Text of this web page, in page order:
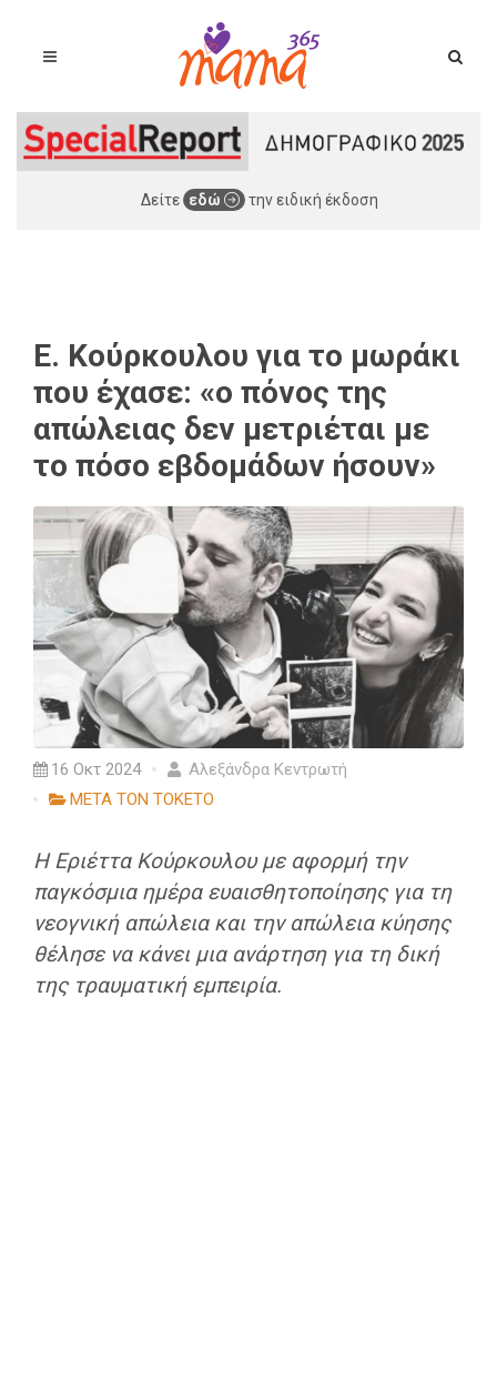
Δείτε εδώ την ειδική έκδοση
Ε. Κούρκουλου για το μωράκι
που έχασε: «ο πόνος της
απώλειας δεν μετριέται με
το πόσο εβδομάδων ήσουν»
16 Οκτ 2024
Αλεξάνδρα Κεντρωτή
ΜΕΤΑ ΤΟΝ ΤΟΚΕΤΟ
Η Εριέττα Κούρκουλου με αφορμή την
παγκόσμια ημέρα ευαισθητοποίησης για τη
νεογνική απώλεια και την απώλεια κύησης
θέλησε να κάνει μια ανάρτηση για τη δική
της τραυματική εμπειρία.